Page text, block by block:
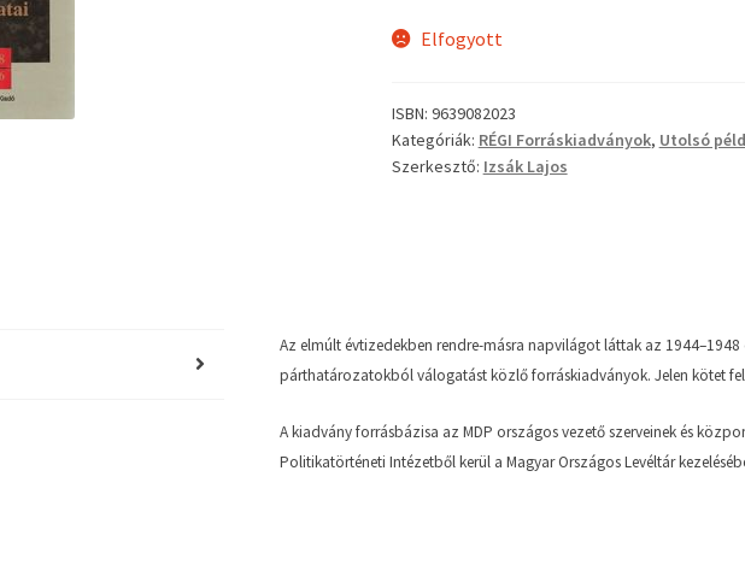
Elfogyott
ISBN: 9639082023
Kategóriák: RÉGI Forráskiadványok, Utolsó
Szerkesztő: Izsák Lajos
Az elmúlt évtizedekben rendre-másra napvilágot láttak az
párthatározatokból válogatást közlő forráskiadványok. Jelen kötet
A kiadvány forrásbázisa az MDP országos vezető szerveinek és
Politikatörténeti Intézetből kerül a Magyar Országos Levéltár